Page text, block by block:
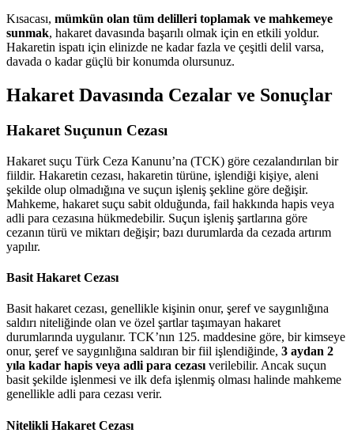
Kısacası, mümkün olan tüm delilleri toplamak ve mahkemeye
sunmak, hakaret davasında başarılı olmak için en etkili yoldur.
Hakaretin ispatı için elinizde ne kadar fazla ve çeşitli delil varsa,
davada o kadar güçlü bir konumda olursunuz.
Hakaret Davasında Cezalar ve Sonuçlar
Hakaret Suçunun Cezası
Hakaret suçu Türk Ceza Kanunu’na (TCK) göre cezalandırılan bir
fiildir. Hakaretin cezası, hakaretin türüne, işlendiği kişiye, aleni
şekilde olup olmadığına ve suçun işleniş şekline göre değişir.
Mahkeme, hakaret suçu sabit olduğunda, fail hakkında hapis veya
adli para cezasına hükmedebilir. Suçun işleniş şartlarına göre
cezanın türü ve miktarı değişir; bazı durumlarda da cezada artırım
yapılır.
Basit Hakaret Cezası
Basit hakaret cezası, genellikle kişinin onur, şeref ve saygınlığına
saldırı niteliğinde olan ve özel şartlar taşımayan hakaret
durumlarında uygulanır. TCK’nın 125. maddesine göre, bir kimseye
onur, şeref ve saygınlığına saldıran bir fiil işlendiğinde, 3 aydan 2
yıla kadar hapis veya adli para cezası verilebilir. Ancak suçun
basit şekilde işlenmesi ve ilk defa işlenmiş olması halinde mahkeme
genellikle adli para cezası verir.
Nitelikli Hakaret Cezası